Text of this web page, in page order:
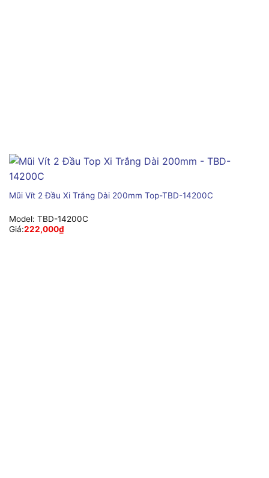
Mũi Vít 2 Đầu Xi Trắng Dài 200mm Top-TBD-14200C
Model: TBD-14200C
Giá:222,000₫